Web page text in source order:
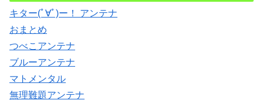
キター(ﾟ∀ﾟ)ー！ アンテナ
おまとめ
つべこアンテナ
ブルーアンテナ
マトメンタル
無理難題アンテナ